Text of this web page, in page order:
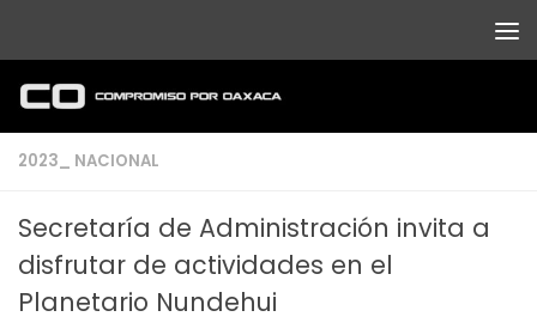
2023_ NACIONAL
Secretaría de Administración invita a
disfrutar de actividades en el
Planetario Nundehui